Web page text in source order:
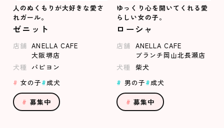
人のぬくもりが大好きな愛さ
れガール。
ゼニット
店舗 ANELLA CAFE
大阪堺店
犬種
パピヨン
女の子
成犬
募集中
ゆっくり心を開いてくれる愛
らしい女の子。
ローシャ
店舗 ANELLA CAFE
ブランチ岡山北長瀬店
犬種
柴犬
男の子
成犬
募集中